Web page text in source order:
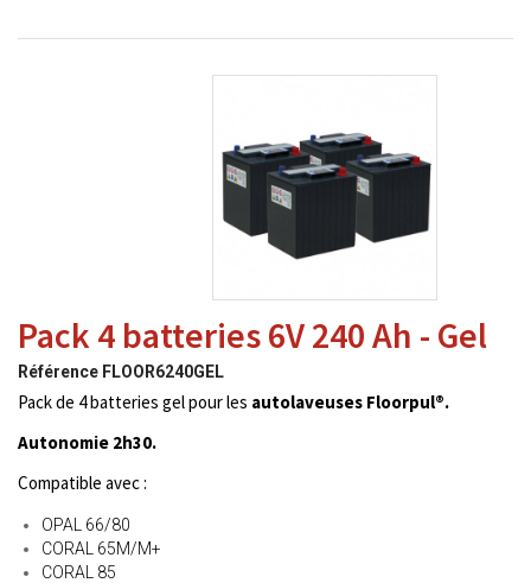
Pack 4 batteries 6V 240 Ah - Gel
Référence FLOOR6240GEL
Pack de 4 batteries gel pour les autolaveuses Floorpul®.
Autonomie 2h30.
Compatible avec :
OPAL 66/80
CORAL 65M/M+
CORAL 85